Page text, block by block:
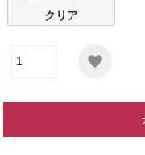
クリア